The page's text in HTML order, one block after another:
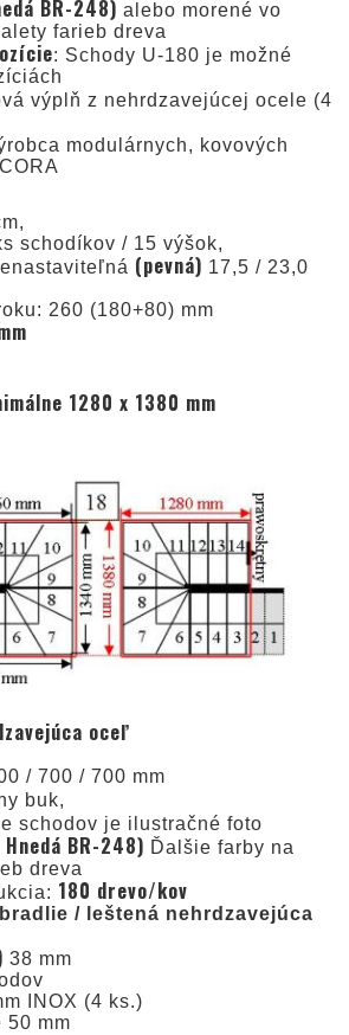
BR-248) alebo morené vo
farieb dreva
: Schody U-180 je možné
výplň z nehrdzavejúcej ocele (4
modulárnych, kovových
schodíkov / 15 výšok,
(pevná) 17,5 / 23,0
260 (180+80) mm
1280 x 1380 mm
oceľ
/ 700 / 700 mm
buk,
schodov je ilustračné foto
BR-248) Ďalšie farby na
dreva
180 drevo/kov
/ leštená nehrdzavejúca
38 mm
INOX (4 ks.)
50 mm